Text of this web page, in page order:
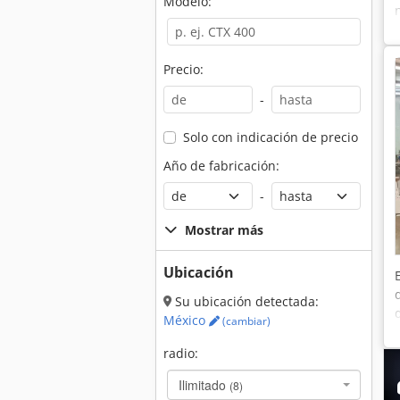
Precio:
-
Solo con indicación de precio
Año de fabricación:
-
Mostrar más
Ubicación
Su ubicación detectada:
México
(cambiar)
radio:
Ilimitado (8)